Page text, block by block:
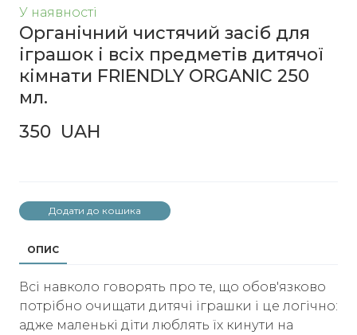
У наявності
Органічний чистячий засіб для
іграшок і всіх предметів дитячої
кімнати FRIENDLY ORGANIC 250
мл.
350  UAH
Додати до кошика
ОПИС
Всі навколо говорять про те, що обов'язково
потрібно очищати дитячі іграшки і це логічно:
адже маленькі діти люблять їх кинути на